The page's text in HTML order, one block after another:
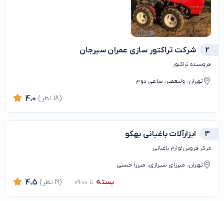
2 شرکت تراکتور سازی عمران سیرجان
فروشنده تراکتور
تهران، ولیعصر، ساعی دوم
4.0 (18 نظر)
3 ابزارآلات باغبانی بهکو
مرکز فروش لوازم باغبانی
تهران، میرزای شیرازی، میرزا حسنی
بسته تا 09:00 4.5 (19 نظر)